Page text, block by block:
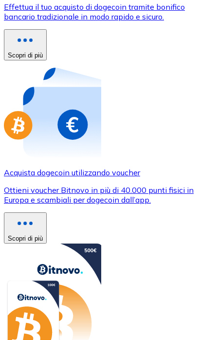
Usa le carte Visa e Mastercard per acquistare
Acquista con carta
Acquista gift card dei tuoi marchi preferiti con
Vai al negozio di carte regalo
Effettua il tuo acquisto di dogecoin tramite bonifico
bancario tradizionale in modo rapido e sicuro.
Scopri di più
Acquista dogecoin utilizzando voucher
Ottieni voucher Bitnovo in più di 40.000 punti fisici in
Europa e scambiali per dogecoin dall’app.
Scopri di più